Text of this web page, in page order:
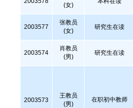
(女)
2003577
张教员
(女)
研究生在读
2003574
肖教员
(男)
研究生在读
2003573
王教员
(男)
在职初中教师